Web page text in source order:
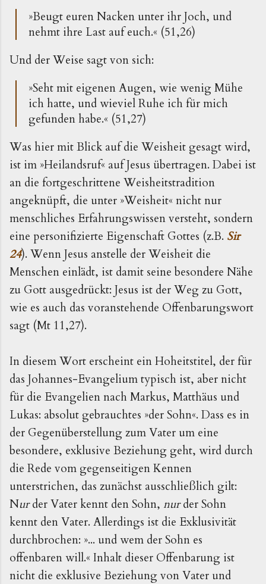
»Beugt euren Nacken unter ihr Joch, und
nehmt ihre Last auf euch.« (51,26)
Und der Weise sagt von sich:
»Seht mit eigenen Augen, wie wenig Mühe
ich hatte, und wieviel Ruhe ich für mich
gefunden habe.« (51,27)
Was hier mit Blick auf die Weisheit gesagt wird,
ist im »Heilandsruf« auf Jesus übertragen. Dabei ist
an die fortgeschrittene Weisheitstradition
angeknüpft, die unter »Weisheit« nicht nur
menschliches Erfahrungswissen versteht, sondern
eine personifizierte Eigenschaft Gottes (z.B. Sir
24). Wenn Jesus anstelle der Weisheit die
Menschen einlädt, ist damit seine besondere Nähe
zu Gott ausgedrückt: Jesus ist der Weg zu Gott,
wie es auch das voranstehende Offenbarungswort
sagt (Mt 11,27).
In diesem Wort erscheint ein Hoheitstitel, der für
das Johannes-Evangelium typisch ist, aber nicht
für die Evangelien nach Markus, Matthäus und
Lukas: absolut gebrauchtes »der Sohn«. Dass es in
der Gegenüberstellung zum Vater um eine
besondere, exklusive Beziehung geht, wird durch
die Rede vom gegenseitigen Kennen
unterstrichen, das zunächst ausschließlich gilt:
Nurder Vater kennt den Sohn, nurder Sohn
kennt den Vater. Allerdings ist die Exklusivität
durchbrochen: »... und wem der Sohn es
offenbaren will.« Inhalt dieser Offenbarung ist
nicht die exklusive Beziehung von Vater und